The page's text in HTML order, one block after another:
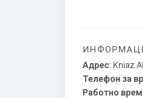
Адрес: Kniaz
Телефон за
Работно